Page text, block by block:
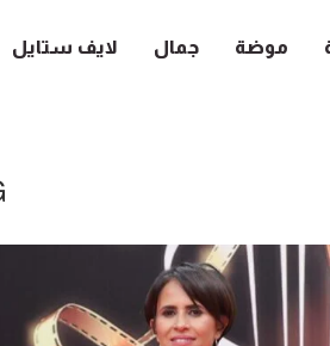
موضة جمال لايف ستايل